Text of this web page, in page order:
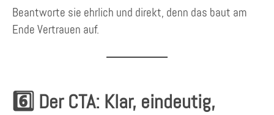
Beantworte sie ehrlich und direkt, denn das baut am
Ende Vertrauen auf.
6️⃣ Der CTA: Klar, eindeutig,